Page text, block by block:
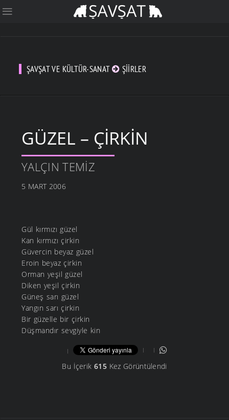
ŞAVŞAT VE KÜLTÜR-SANAT ŞIIRLER
GÜZEL – ÇİRKİN
YALÇIN TEMIZ
5 MART 2006
Gül kırmızı güzel
Kan kırmızı çirkin
Güvercin beyaz güzel
Eroin beyaz çirkin
Orman yeşil güzel
Diken yeşil çirkin
Güneş sarı güzel
Yangın sarı çirkin
Bir güzelle bir çirkin
Düşmandır sevgiyle kin
Bu İçerik 615Kez Görüntülendi